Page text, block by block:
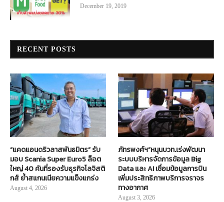
December 19, 2019
RECENT POSTS
“แคดแอนดริวลาสพันธมิตร” รับ
มอบ Scania Super Euro5 ล็อต
ใหญ่ 40 คันที่รองรับธุรกิจโลจิสติ
กส์ ย้ำสแกนเนียความแข็งแกร่ง
August 4, 2026
ภัทรพงศ์ฯ”หนุนบวท.เร่งพัฒนา
ระบบบริหารจัดการข้อมูล Big
Data และ AI เชื่อมข้อมูลการบิน
เพิ่มประสิทธิภาพบริการจราจร
ทางอากาศ
August 3, 2026